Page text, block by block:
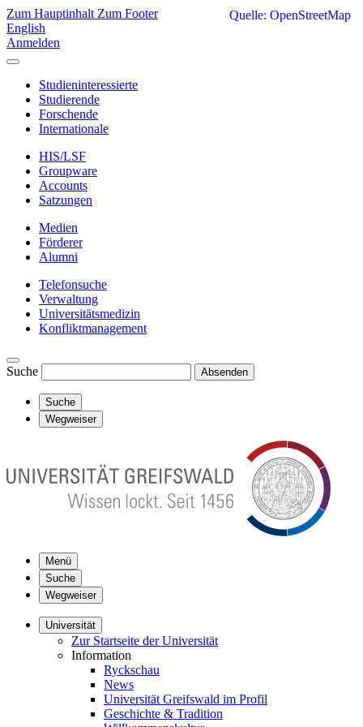
Zum Hauptinhalt Zum Footer
English
Anmelden
Studieninteressierte
Studierende
Forschende
Internationale
HIS/LSF
Groupware
Accounts
Satzungen
Medien
Förderer
Alumni
Telefonsuche
Verwaltung
Universitätsmedizin
Konfliktmanagement
Suche Absenden
Suche
Wegweiser
Menü
Suche
Wegweiser
Universität
Zur Startseite der Universität
Information
Ryckschau
News
Universität Greifswald im Profil
Geschichte & Tradition
Quelle: OpenStreetMap